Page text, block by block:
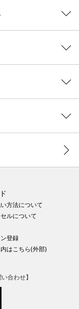
方法について
ルについて
登録
はこちら(外部)
合わせ】